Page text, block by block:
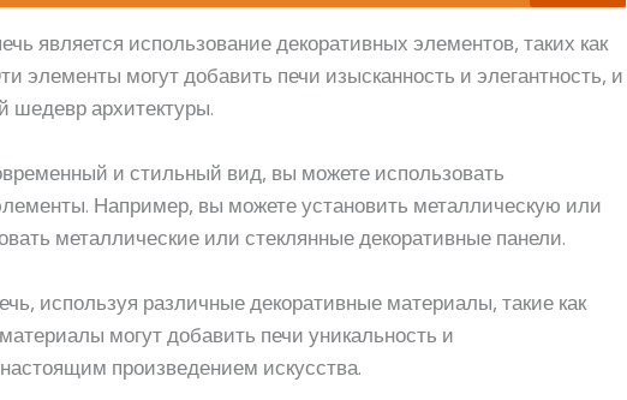
является использование декоративных элементов, таких как
элементы могут добавить печи изысканность и элегантность, и
шедевр архитектуры.
и стильный вид, вы можете использовать
Например, вы можете установить металлическую или
металлические или стеклянные декоративные панели.
используя различные декоративные материалы, такие как
могут добавить печи уникальность и
произведением искусства.